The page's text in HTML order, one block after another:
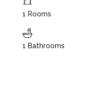
1 Rooms
1 Bathrooms